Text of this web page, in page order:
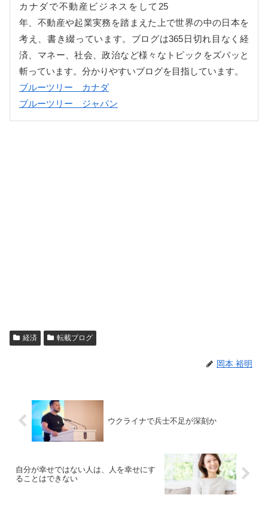
カナダで不動産ビジネスをして25
年、不動産や起業実務を踏まえた上で世界の中の日本を
考え、書き綴っています。ブログは365日切れ目なく経
済、マネー、社会、政治など様々なトピックをズバッと
斬っています。分かりやすいブログを目指しています。
ブルーツリー カナダ
ブルーツリー ジャパン
経済 転載ブログ
岡本 裕明
ウクライナで兵士不足が深刻か
自分が幸せではない人は、人を幸せにす
ることはできない